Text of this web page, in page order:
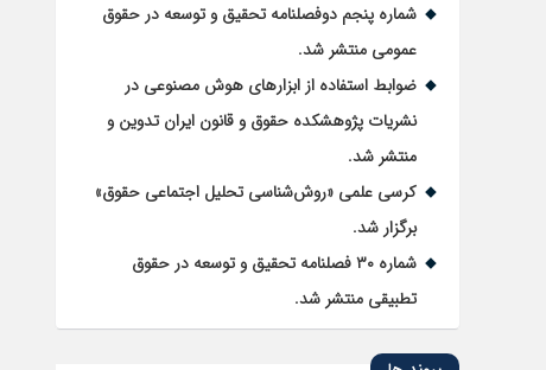
شماره پنجم دوفصلنامه تحقیق و توسعه در حقوق
عمومی منتشر شد.
ضوابط استفاده از ابزارهای هوش مصنوعی در
نشریات پژوهشکده حقوق و قانون ایران تدوین و
منتشر شد.
کرسی علمی «روش‌شناسی تحلیل اجتماعی حقوق»
برگزار شد.
شماره ۳۰ فصلنامه تحقیق و توسعه در حقوق
تطبیقی منتشر شد.